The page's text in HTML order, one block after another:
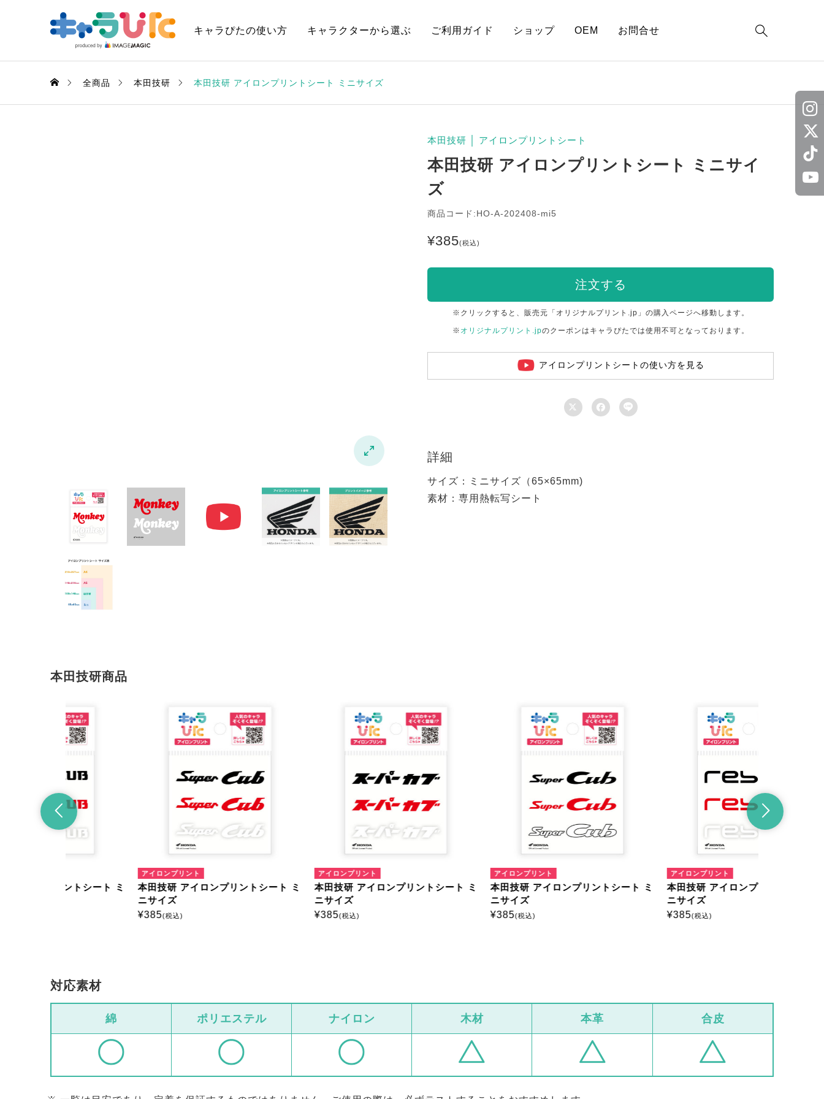
キャラぴたの使い方 キャラクターから選ぶ ご利用ガイド ショップ OEM お問合せ 
全商品 本田技研 本田技研 アイロンプリントシート ミニサイズ

本田技研 アイロンプリントシート
本田技研 アイロンプリントシート ミニサイ
ズ
商品コード:HO-A-202408-mi5
¥385(税込)
注文する
※クリックすると、販売元「オリジナルプリント.jp」の購入ページへ移動します。
※ オリジナルプリント.jpのクーポンはキャラぴたでは使用不可となっております。
アイロンプリントシートの使い方を見る
  
詳細
サイズ：ミニサイズ（65×65mm)
素材：専用熱転写シート
本田技研商品
本田技研 アイロンプリントシート ミ
本田技研 アイロンプリントシート ミ
本田技研 アイロンプリントシート ミ
本田技研 アイロンプリントシート ミ
対応素材
綿 ポリエステル ナイロン 木材 本革 合皮